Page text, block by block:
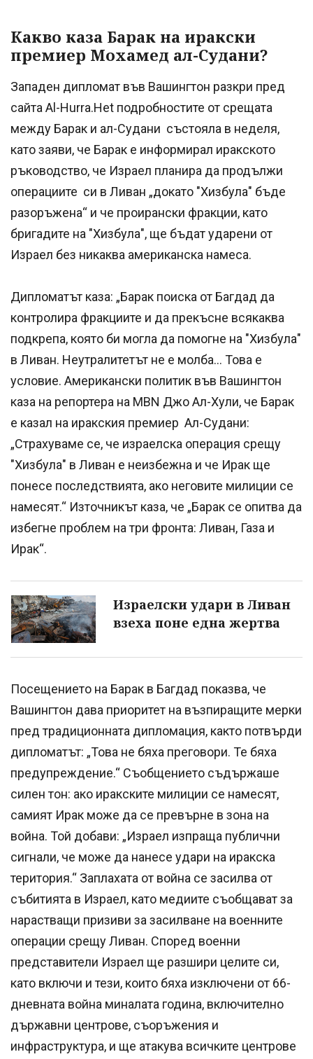
Какво каза Барак на иракски
премиер Мохамед ал-Судани?
Западен дипломат във Вашингтон разкри пред
сайта Al-Hurra.Нet подробностите от срещата
между Барак и ал-Судани състояла в неделя,
като заяви, че Барак е информирал иракското
ръководство, че Израел планира да продължи
операциите си в Ливан „докато "Хизбула" бъде
разоръжена“ и че проирански фракции, като
бригадите на "Хизбула", ще бъдат ударени от
Израел без никаква американска намеса.
Дипломатът каза: „Барак поиска от Багдад да
контролира фракциите и да прекъсне всякаква
подкрепа, която би могла да помогне на "Хизбула"
в Ливан. Неутралитетът не е молба... Това е
условие. Американски политик във Вашингтон
каза на репортера на MBN Джо Ал-Хули, че Барак
е казал на иракския премиер Ал-Судани:
„Страхуваме се, че израелска операция срещу
"Хизбула" в Ливан е неизбежна и че Ирак ще
понесе последствията, ако неговите милиции се
намесят.“ Източникът каза, че „Барак се опитва да
избегне проблем на три фронта: Ливан, Газа и
Ирак“.
Израелски удари в Ливан
взеха поне една жертва
Посещението на Барак в Багдад показва, че
Вашингтон дава приоритет на възпиращите мерки
пред традиционната дипломация, както потвърди
дипломатът: „Това не бяха преговори. Те бяха
предупреждение.“ Съобщението съдържаше
силен тон: ако иракските милиции се намесят,
самият Ирак може да се превърне в зона на
война. Той добави: „Израел изпраща публични
сигнали, че може да нанесе удари на иракска
територия.“ Заплахата от война се засилва от
събитията в Израел, като медиите съобщават за
нарастващи призиви за засилване на военните
операции срещу Ливан. Според военни
представители Израел ще разшири целите си,
като включи и тези, които бяха изключени от 66-
дневната война миналата година, включително
държавни центрове, съоръжения и
инфраструктура, и ще атакува всичките центрове